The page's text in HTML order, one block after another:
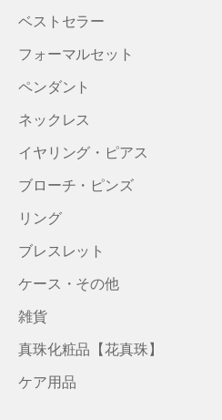
ベストセラー
フォーマルセット
ペンダント
ネックレス
イヤリング・ピアス
ブローチ・ピンズ
リング
ブレスレット
ケース・その他
雑貨
真珠化粧品【花真珠】
ケア用品